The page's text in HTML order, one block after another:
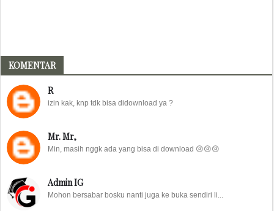
KOMENTAR
R
izin kak, knp tdk bisa didownload ya ?
Mr. Mr,
Min, masih nggk ada yang bisa di download 😢😢😢
Admin IG
Mohon bersabar bosku nanti juga ke buka sendiri li...